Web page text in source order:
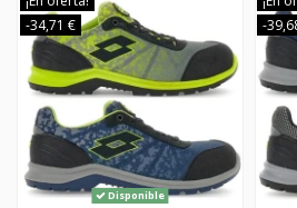
-34,71 €
Disponible
-